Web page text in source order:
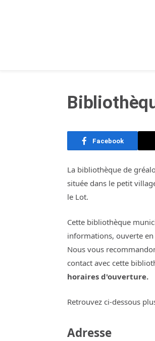
Facebook
La bibliothèque de
située dans le petit
le Lot.
Cette bibliothèque
informations, ouverte
Nous vous
contact avec cette
horaires d'ouverture.
Retrouvez ci-dessous
Adresse